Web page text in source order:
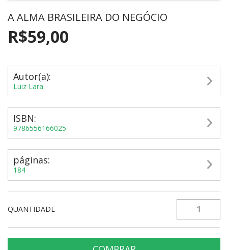
A ALMA BRASILEIRA DO NEGÓCIO
R$59,00
Autor(a):
Luiz Lara
ISBN:
9786556166025
páginas:
184
QUANTIDADE